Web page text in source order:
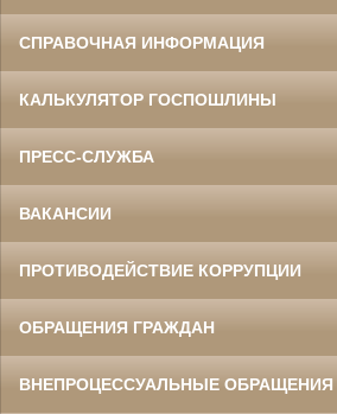
СПРАВОЧНАЯ ИНФОРМАЦИЯ
КАЛЬКУЛЯТОР ГОСПОШЛИНЫ
ПРЕСС-СЛУЖБА
ВАКАНСИИ
ПРОТИВОДЕЙСТВИЕ КОРРУПЦИИ
ОБРАЩЕНИЯ ГРАЖДАН
ВНЕПРОЦЕССУАЛЬНЫЕ ОБРАЩЕНИЯ